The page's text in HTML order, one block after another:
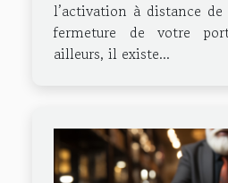
l’activation à distance
fermeture de votre
ailleurs, il existe...